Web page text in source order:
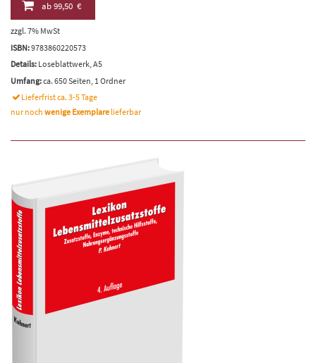
ab99,50 €
zzgl. 7% MwSt
ISBN:9783860220573
Details: Loseblattwerk, A5
Umfang:ca. 650 Seiten, 1 Ordner
Lieferfrist ca. 3-5 Tage
nur noch wenige Exemplare lieferbar